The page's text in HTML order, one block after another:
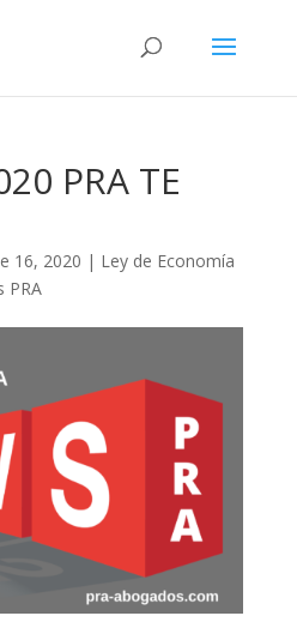
PRA TE
16, 2020 | Ley de Economía
PRA